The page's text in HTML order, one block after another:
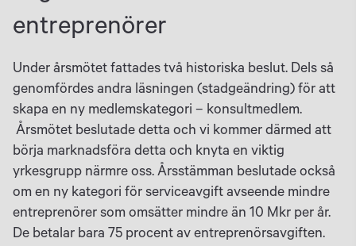
entreprenörer
Under årsmötet fattades två historiska beslut. Dels så
genomfördes andra läsningen (stadgeändring) för att
skapa en ny medlemskategori – konsultmedlem.
Årsmötet beslutade detta och vi kommer därmed att
börja marknadsföra detta och knyta en viktig
yrkesgrupp närmre oss. Årsstämman beslutade också
om en ny kategori för serviceavgift avseende mindre
entreprenörer som omsätter mindre än 10 Mkr per år.
De betalar bara 75 procent av entreprenörsavgiften.